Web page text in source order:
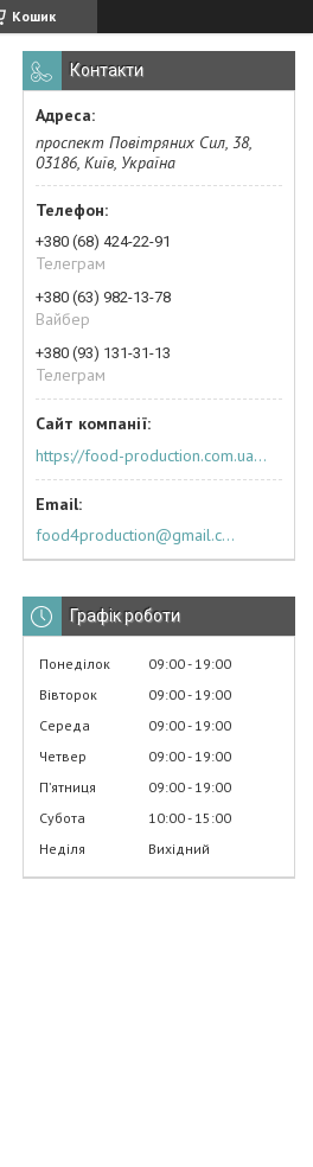
Кошик
Контакти
проспект Повітряних Сил, 38,
03186, Київ, Україна
+380 (68) 424-22-91
Телеграм
+380 (63) 982-13-78
Вайбер
+380 (93) 131-31-13
Телеграм
https://food-production.com.ua/ua/
food4production@gmail.com
Графік роботи
Понеділок 09:00 19:00
Вівторок
09:00 19:00
Середа
09:00 19:00
Четвер
09:00 19:00
Пʼятниця
09:00 19:00
Субота
10:00 15:00
Неділя
Вихідний